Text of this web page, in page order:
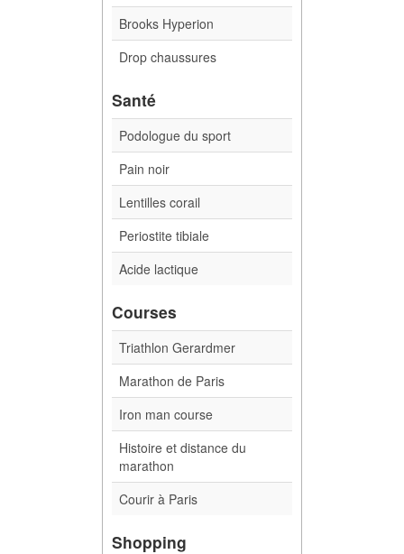
Brooks Hyperion
Drop chaussures
Santé
Podologue du sport
Pain noir
Lentilles corail
Periostite tibiale
Acide lactique
Courses
Triathlon Gerardmer
Marathon de Paris
Iron man course
Histoire et distance du
marathon
Courir à Paris
Shopping